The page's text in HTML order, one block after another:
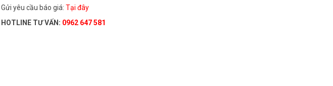
Gửi yêu cầu báo giá: Tại đây
HOTLINE TƯ VẤN: 0962 647 581